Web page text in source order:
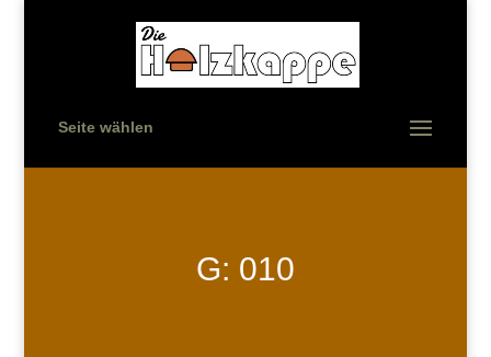
Seite wählen
G: 010